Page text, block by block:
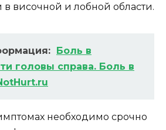
височной и лобной области.
Боль в
головы справа. Боль в
необходимо срочно